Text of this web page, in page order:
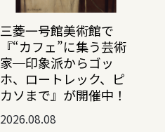
三菱一号館美術館で
『“カフェ”に集う芸術
家─印象派からゴッ
ホ、ロートレック、ピ
カソまで』が開催中！
2026.08.08